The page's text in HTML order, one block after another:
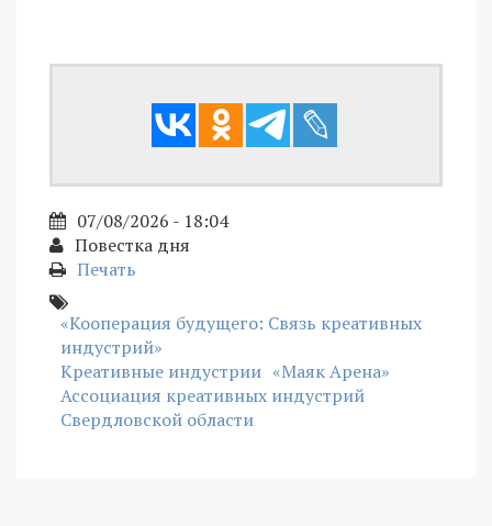
07/08/2026 - 18:04
Повестка дня
Печать
«Кооперация будущего: Связь креативных
индустрий»
Креативные индустрии «Маяк Арена»
Ассоциация креативных индустрий
Свердловской области